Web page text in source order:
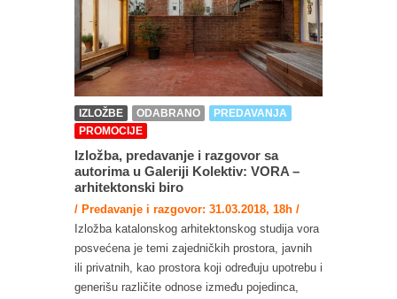
IZLOŽBE ODABRANO
PREDAVANJA
PROMOCIJE
Izložba, predavanje i razgovor sa
autorima u Galeriji Kolektiv: VORA –
arhitektonski biro
/ Predavanje i razgovor: 31.03.2018, 18h /
Izložba katalonskog arhitektonskog studija vora
posvećena je temi zajedničkih prostora, javnih
ili privatnih, kao prostora koji određuju upotrebu i
generišu različite odnose između pojedinca,